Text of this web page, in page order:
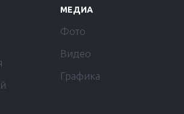
МЕДИА
Фото
Видео
Графика